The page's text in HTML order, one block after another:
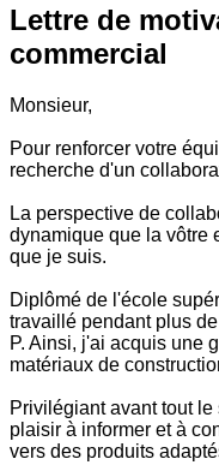
Lettre de
commercial
Monsieur,
Pour renforcer votre
recherche d'un
La perspective de
dynamique que la vôtre
que je suis.
Diplômé de l'école
travaillé pendant plus
P. Ainsi, j'ai acquis une
matériaux de
Privilégiant avant tout
plaisir à informer et à
vers des produits